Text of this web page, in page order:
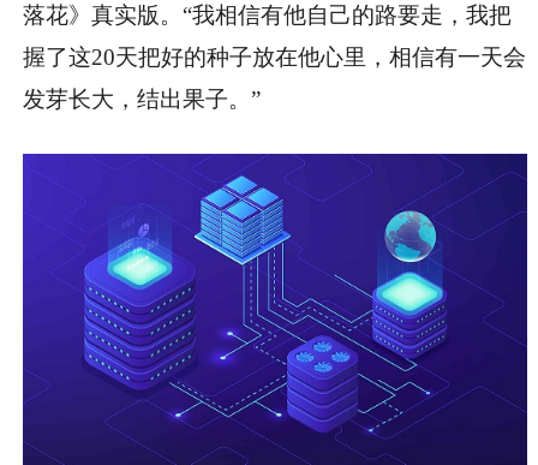
落花》真实版。“我相信有他自己的路要走，我把
握了这20天把好的种子放在他心里，相信有一天会
发芽长大，结出果子。”